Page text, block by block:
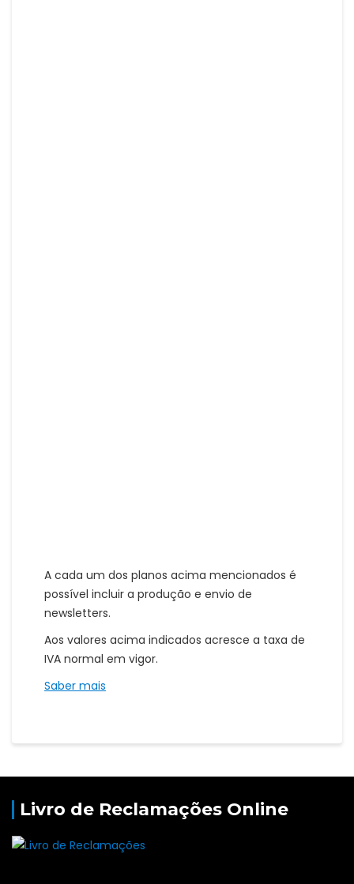
A cada um dos planos acima mencionados é
possível incluir a produção e envio de
newsletters.
Aos valores acima indicados acresce a taxa de
IVA normal em vigor.
Saber mais
Livro de Reclamações Online